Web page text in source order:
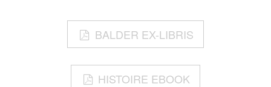
BALDER EX-LIBRIS
HISTOIRE EBOOK